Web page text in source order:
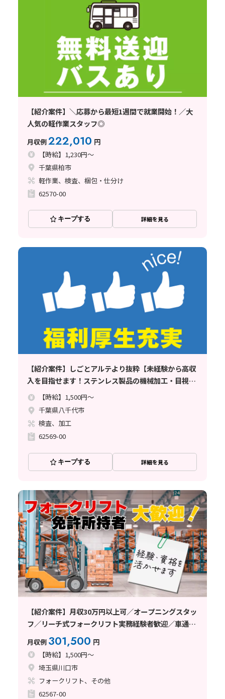
【紹介案件】＼応募から最短1週間で就業開始！／大
人気の軽作業スタッフ◎
月収例222,010 円
【時給】1,230円～
千葉県柏市
軽作業、検査、梱包・仕分け
62570-00
キープする 詳細を見る
【紹介案件】しごとアルテより抜粋【未経験から高収
入を目指せます！ステンレス製品の機械加工・目視検
査など】時給1500円//寮完備/土日休み/月収例33.7万
円でしっかり稼げる♪
【時給】1,500円～
千葉県八千代市
検査、加工
62569-00
キープする 詳細を見る
【紹介案件】月収30万円以上可／オープニングスタッ
フ／リーチ式フォークリフト実務経験者歓迎／車通勤
可／日払い・週払い制度あり
月収例 301,500 円
【時給】1,500円～
埼玉県川口市
フォークリフト、その他
62567-00